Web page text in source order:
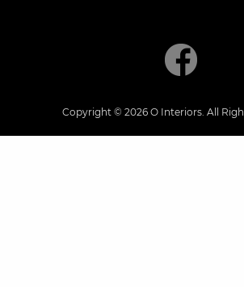
Copyright © 2026 O Interiors. All